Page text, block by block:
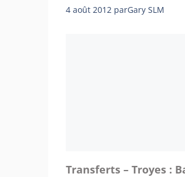
4 août 2012 parGary SLM
Transferts – Troyes :